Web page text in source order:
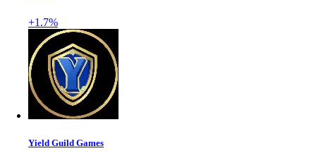
+1.7%
Yield Guild Games